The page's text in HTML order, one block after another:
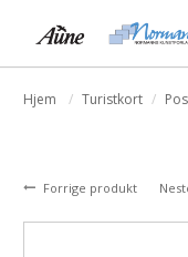
Hjem Turistkort
Forrige produkt